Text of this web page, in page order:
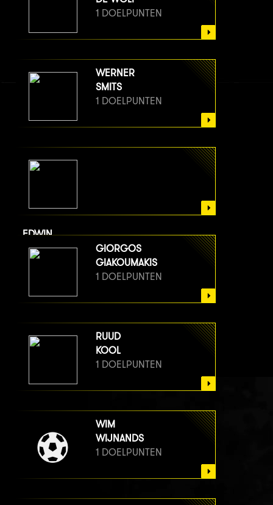
1 DOELPUNTEN
WERNER
SMITS
1 DOELPUNTEN
EDWIN
VAN BERGE HENEGOUWEN
1 DOELPUNTEN
GIORGOS
GIAKOUMAKIS
1 DOELPUNTEN
RUUD
KOOL
1 DOELPUNTEN
WIM
WIJNANDS
1 DOELPUNTEN